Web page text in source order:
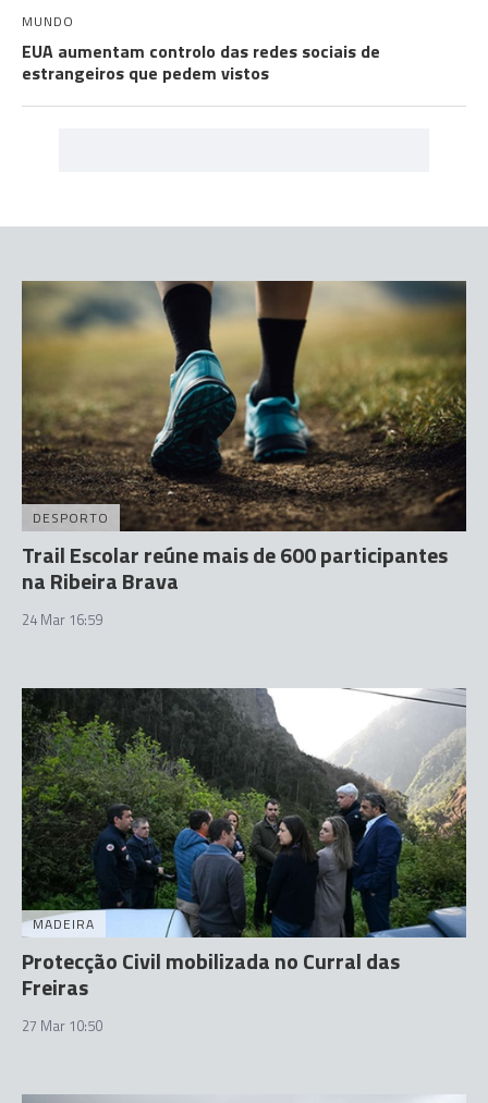
MUNDO
EUA aumentam controlo das redes sociais de
estrangeiros que pedem vistos
DESPORTO
Trail Escolar reúne mais de 600 participantes
na Ribeira Brava
24 Mar 16:59
MADEIRA
Protecção Civil mobilizada no Curral das
Freiras
27 Mar 10:50